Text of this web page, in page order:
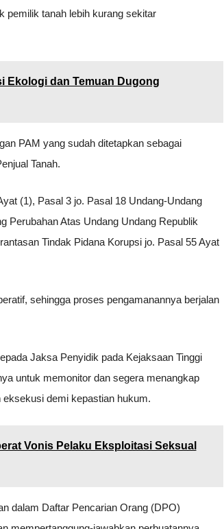
pemilik tanah lebih kurang sekitar
Ekologi dan Temuan Dugong
PAM yang sudah ditetapkan sebagai
Tanah.
(1), Pasal 3 jo. Pasal 18 Undang-Undang
Perubahan Atas Undang Undang Republik
Tindak Pidana Korupsi jo. Pasal 55 Ayat
sehingga proses pengamanannya berjalan
Jaksa Penyidik pada Kejaksaan Tinggi
untuk memonitor dan segera menangkap
demi kepastian hukum.
Vonis Pelaku Eksploitasi Seksual
dalam Daftar Pencarian Orang (DPO)